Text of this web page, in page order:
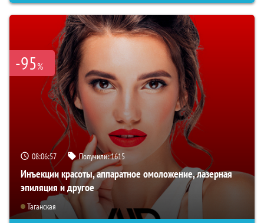
-95%
08:06:56 Получили:1615
Инъекции красоты, аппаратное омоложение, лазерная
эпиляция и другое
Таганская